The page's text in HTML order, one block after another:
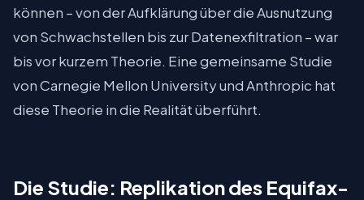
können – von der Aufklärung über die Ausnutzung
von Schwachstellen bis zur Datenexfiltration – war
bis vor kurzem Theorie. Eine gemeinsame Studie
von Carnegie Mellon University und Anthropic hat
diese Theorie in die Realität überführt.
Die Studie: Replikation des Equifax-